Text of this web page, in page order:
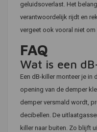
geluidsoverlast. Het
verantwoordelijk rijdt en
vergeet ook vooral niet
FAQ
Wat is een
Een dB-killer monteer je in
opening van de demper
demper versmald wordt,
decibellen. De
killer naar buiten. Zo blijft